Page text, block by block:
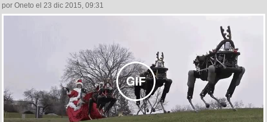
por Oneto el 23 dic 2015, 09:31